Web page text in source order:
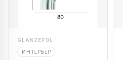
GLANZEPOL
ИНТЕРЬЕР